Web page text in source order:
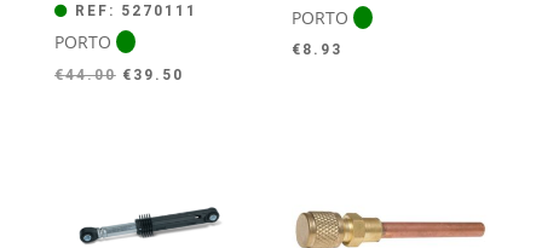
REF: 5270111
PORTO
€44.00 O
€ 39.50
PORTO
€ 8.93